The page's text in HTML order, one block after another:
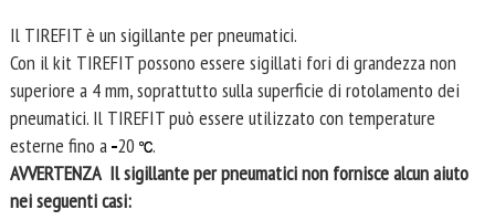
Il TIREFIT è un sigillante per pneumatici.
Con il kit TIREFIT possono essere sigillati fori di grandezza non
superiore a 4 mm, soprattutto sulla superficie di rotolamento dei
pneumatici. Il TIREFIT può essere utilizzato con temperature
esterne fino a 20
.
AVVERTENZA Il sigillante per pneumatici non fornisce alcun aiuto
nei seguenti casi: